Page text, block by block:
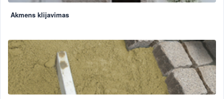
Akmens klijavimas